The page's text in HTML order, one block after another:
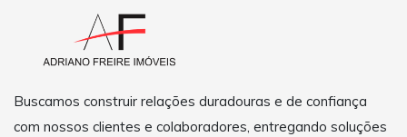
Buscamos construir relações duradouras e de confiança
com nossos clientes e colaboradores, entregando soluções